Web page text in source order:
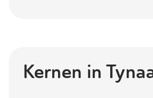
Kernen in